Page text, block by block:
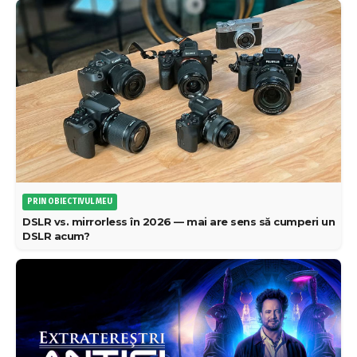
PRIN OBIECTIVUL MEU
DSLR vs. mirrorless în 2026 — mai are sens să cumperi un
DSLR acum?